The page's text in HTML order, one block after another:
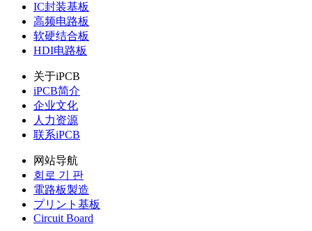
IC封装基板
高频电路板
软硬结合板
HDI电路板
关于iPCB
iPCB简介
企业文化
人力资源
联系iPCB
网站导航
회로 기 판
電路板製造
プリント基板
Circuit Board